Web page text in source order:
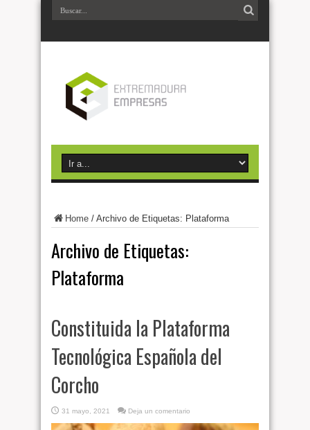
Home / Archivo de Etiquetas: Plataforma
Archivo de Etiquetas:
Plataforma
Constituida la Plataforma
Tecnológica Española del
Corcho
31 mayo, 2021 Deja un comentario